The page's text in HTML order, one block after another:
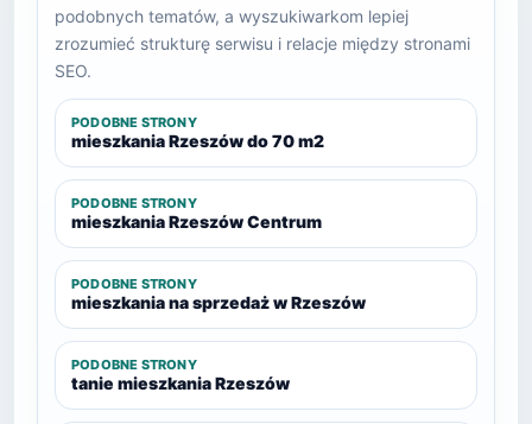
podobnych tematów, a wyszukiwarkom lepiej
zrozumieć strukturę serwisu i relacje między stronami
SEO.
PODOBNE STRONY
mieszkania Rzeszów do 70 m2
PODOBNE STRONY
mieszkania Rzeszów Centrum
PODOBNE STRONY
mieszkania na sprzedaż w Rzeszów
PODOBNE STRONY
tanie mieszkania Rzeszów